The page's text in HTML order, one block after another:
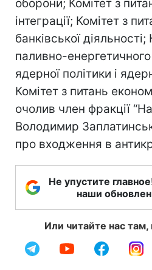
оборони; Комітет з
інтеграції; Комітет з
банківської
паливно-
ядерної політики і
Комітет з питань
очолив член фракції
Володимир
про входження в
Не упустите
наши
Или читайте нас там,